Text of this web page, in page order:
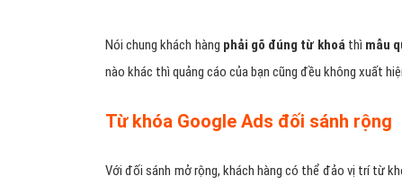
Nói chung khách hàng phải gõ đúng từ khoáthì mẫu
nào khác thì quảng cáo của bạn cũng đều không xuất
Từ khóa Google Ads đối sánh rộng
Với đối sánh mở rộng, khách hàng có thể đảo vị trí từ